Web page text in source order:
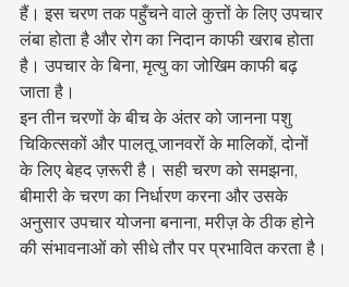
हैं। इस चरण तक पहुँचने वाले कुत्तों के लिए उपचार
लंबा होता है और रोग का निदान काफी खराब होता
है। उपचार के बिना, मृत्यु का जोखिम काफी बढ़
जाता है।
इन तीन चरणों के बीच के अंतर को जानना पशु
चिकित्सकों और पालतू जानवरों के मालिकों, दोनों
के लिए बेहद ज़रूरी है। सही चरण को समझना,
बीमारी के चरण का निर्धारण करना और उसके
अनुसार उपचार योजना बनाना, मरीज़ के ठीक होने
की संभावनाओं को सीधे तौर पर प्रभावित करता है।